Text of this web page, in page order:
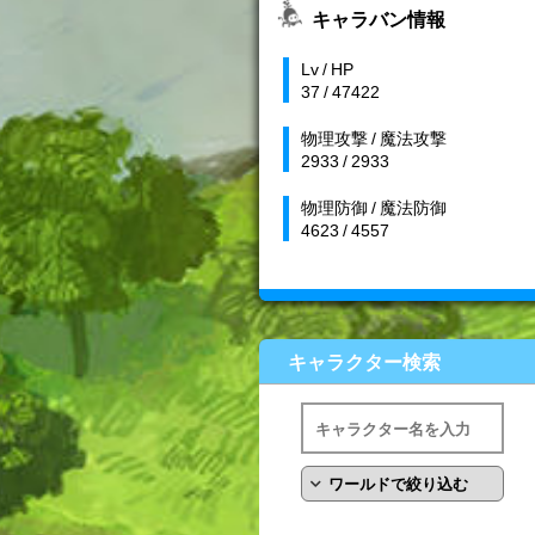
キャラバン情報
Lv / HP
37 / 47422
物理攻撃 / 魔法攻撃
2933 / 2933
物理防御 / 魔法防御
4623 / 4557
キャラクター検索